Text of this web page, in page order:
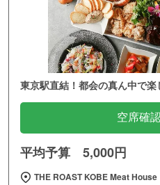
東京駅直結！都会の真ん中で
空席確
平均予算 5,000円
THE ROAST KOBE Meat House